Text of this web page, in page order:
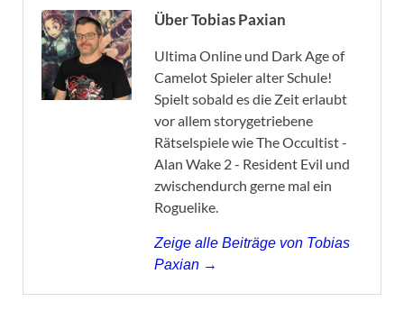
Über Tobias Paxian
Ultima Online und Dark Age of
Camelot Spieler alter Schule!
Spielt sobald es die Zeit erlaubt
vor allem storygetriebene
Rätselspiele wie The Occultist -
Alan Wake 2 - Resident Evil und
zwischendurch gerne mal ein
Roguelike.
Zeige alle Beiträge von Tobias
Paxian →